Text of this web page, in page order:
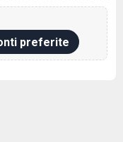
preferite